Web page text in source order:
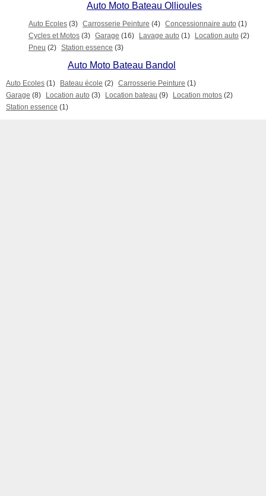
Auto Moto Bateau Ollioules
Auto Ecoles (3) Carrosserie Peinture (4) Concessionnaire auto (1)
Cycles et Motos (3) Garage (16) Lavage auto (1) Location auto (2)
Pneu (2) Station essence (3)
Auto Moto Bateau Bandol
Auto Ecoles (1) Bateau école (2) Carrosserie Peinture (1)
Garage (8) Location auto (3) Location bateau (9) Location motos (2)
Station essence (1)